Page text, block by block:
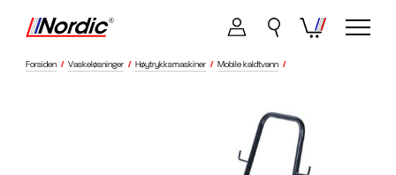
Forsiden / Vaskeløsninger / Høytrykksmaskiner / Mobile kaldtvann /